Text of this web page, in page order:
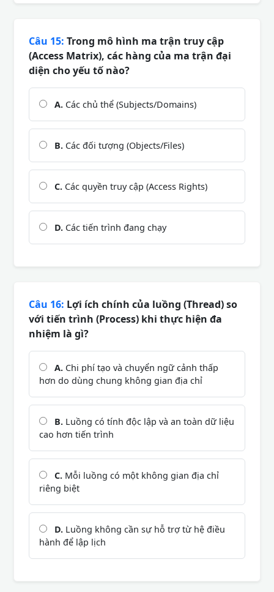
Câu 15: Trong mô hình ma trận truy cập
(Access Matrix), các hàng của ma trận đại
diện cho yếu tố nào?
A. Các chủ thể (Subjects/Domains)
B. Các đối tượng (Objects/Files)
C. Các quyền truy cập (Access Rights)
D. Các tiến trình đang chạy
Câu 16: Lợi ích chính của luồng (Thread) so
với tiến trình (Process) khi thực hiện đa
nhiệm là gì?
A. Chi phí tạo và chuyển ngữ cảnh thấp
hơn do dùng chung không gian địa chỉ
B. Luồng có tính độc lập và an toàn dữ liệu
cao hơn tiến trình
C. Mỗi luồng có một không gian địa chỉ
riêng biệt
D. Luồng không cần sự hỗ trợ từ hệ điều
hành để lập lịch